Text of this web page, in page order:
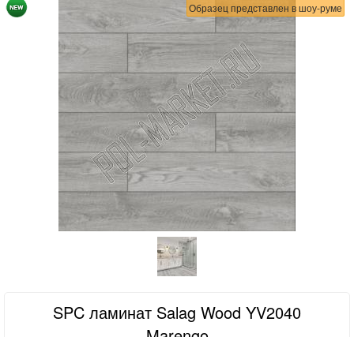
Образец представлен в шоу-руме
SPC ламинат Salag Wood YV2040